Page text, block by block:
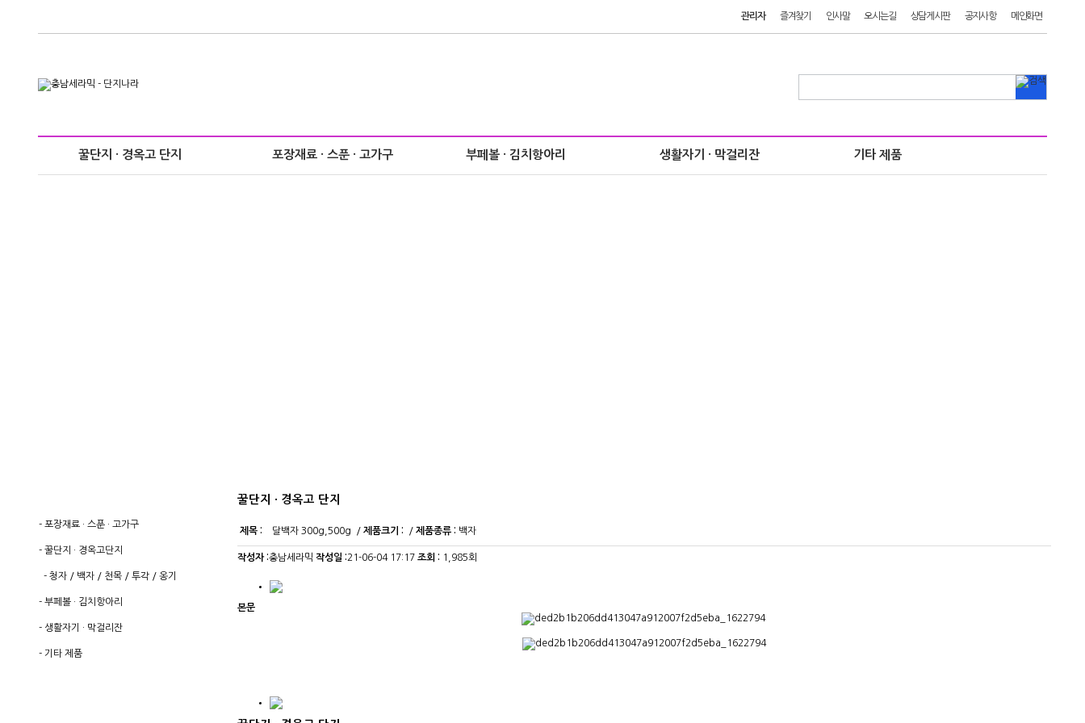
관리자 즐겨찾기 인사말 오시는길 상담게시판 공지사항 메인화면
꿀단지 · 경옥고 단지 포장재료 · 스푼 · 고가구 부페볼 · 김치항아리 생활자기 · 막걸리잔 기타 제품
- 포장재료 · 스푼 · 고가구
- 꿀단지 · 경옥고단지
- 청자 / 백자 / 천목 / 투각 / 옹기
- 부페볼 · 김치항아리
- 생활자기 · 막걸리잔
- 기타 제품
꿀단지 · 경옥고 단지
제목 : 달백자 300g,500g / 제품크기 : / 제품종류 : 백자
작성자 :충남세라믹 작성일 :21-06-04 17:17 조회 : 1,985회
본문